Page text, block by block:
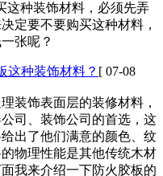
种装饰材料，必须先弄
要不要购买这种材料，
呢？
种装饰材料？ [ 07-08
装饰表面层的装修材料，
、装饰公司的首选，这
出了他们满意的颜色、纹
的物理性能是其他传统木材
面我来介绍一下防火胶板的